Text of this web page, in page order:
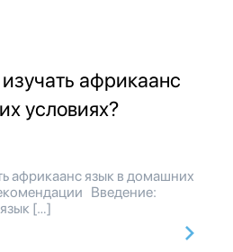
африкаанс
условиях?
африкаанс язык в домашних
Введение:
[…]